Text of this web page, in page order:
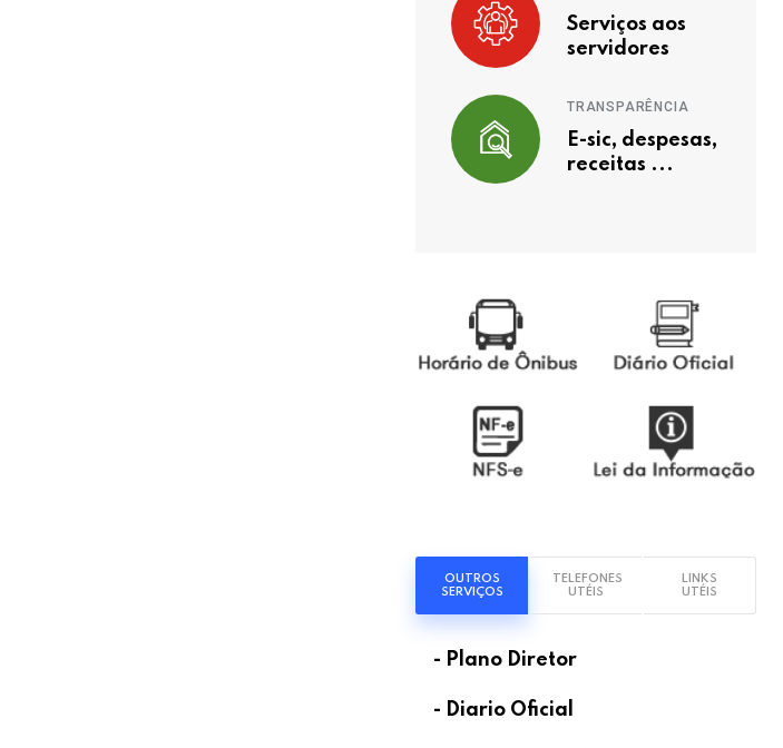
Serviços aos
servidores
TRANSPARÊNCIA
E-sic, despesas,
receitas ...
OUTROS
SERVIÇOS
TELEFONES
UTÉIS
LINKS
UTÉIS
- Plano Diretor
- Diario Oficial